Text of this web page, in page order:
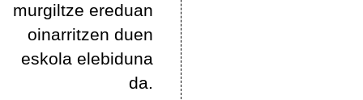
murgiltze ereduan
oinarritzen duen
eskola elebiduna
da.